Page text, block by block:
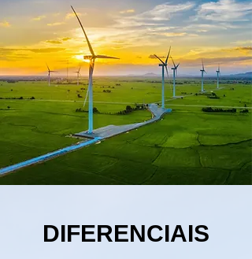
DIFERENCIAIS